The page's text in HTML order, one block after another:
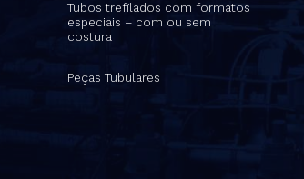
Tubos trefilados com formatos
especiais – com ou sem
costura
Peças Tubulares